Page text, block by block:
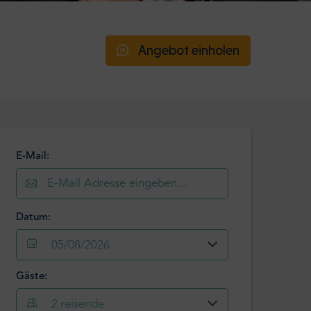
Angebot einholen
E-Mail:
Datum:
05/08/2026
Di Mi
Gäste:
2 reisende